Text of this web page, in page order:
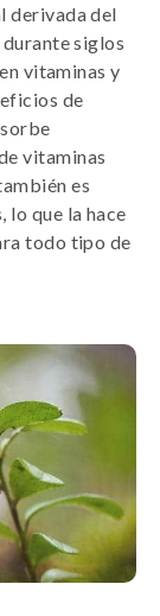
derivada del
siglos
vitaminas y
de
vitaminas
es
lo que la hace
todo tipo de